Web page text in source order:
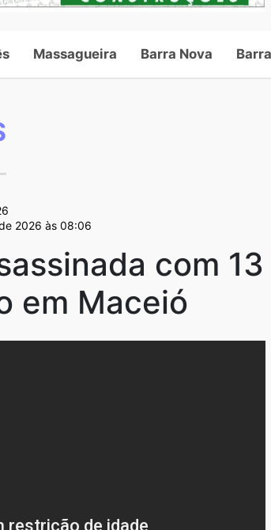
Massagueira Barra Nova
2026 às 08:06
com 13
em Maceió